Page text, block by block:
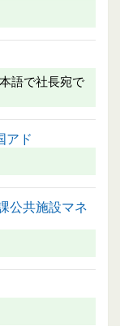
語で社長宛で
アド
公共施設マネ